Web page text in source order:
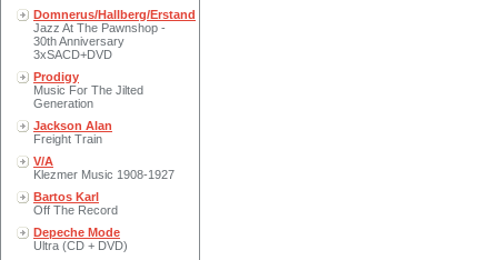
Domnerus/Hallberg/Erstand
Jazz At The Pawnshop -
30th Anniversary
3xSACD+DVD
Prodigy
Music For The Jilted
Generation
Jackson Alan
Freight Train
V/A
Klezmer Music 1908-1927
Bartos Karl
Off The Record
Depeche Mode
Ultra (CD + DVD)